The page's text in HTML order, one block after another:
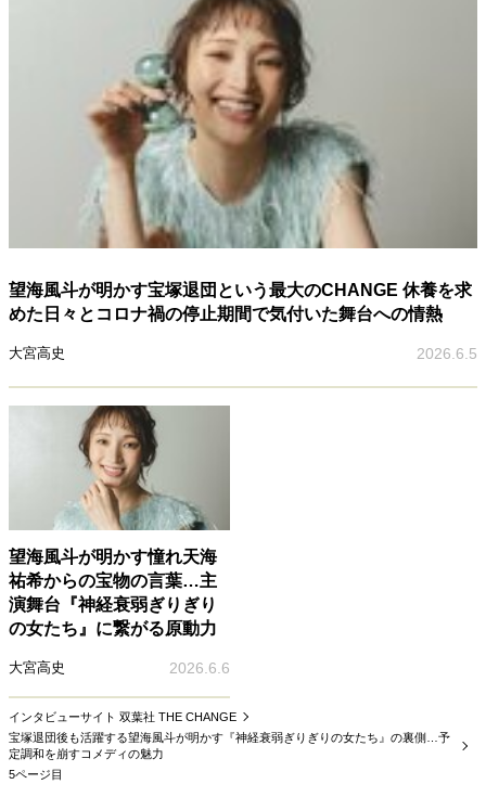
望海風斗が明かす宝塚退団という最大のCHANGE 休養を求
めた日々とコロナ禍の停止期間で気付いた舞台への情熱
大宮高史 2026.6.5
望海風斗が明かす憧れ天海
祐希からの宝物の言葉…主
演舞台『神経衰弱ぎりぎり
の女たち』に繋がる原動力
大宮高史 2026.6.6
インタビューサイト 双葉社 THE CHANGE
宝塚退団後も活躍する望海風斗が明かす『神経衰弱ぎりぎりの女たち』の裏側…予
定調和を崩すコメディの魅力
5ページ目